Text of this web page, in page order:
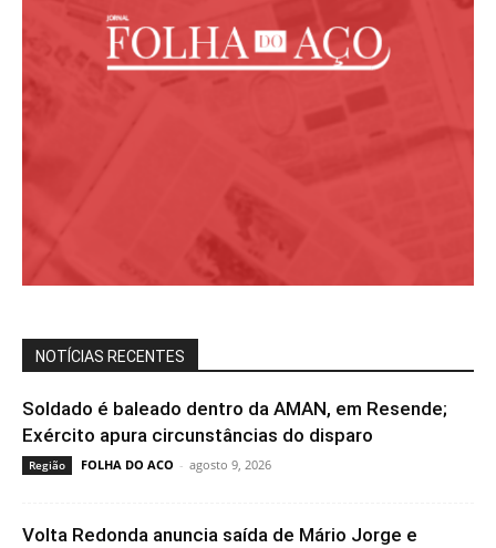
NOTÍCIAS RECENTES
Soldado é baleado dentro da AMAN, em Resende;
Exército apura circunstâncias do disparo
Região FOLHA DO ACO - agosto 9, 2026
Volta Redonda anuncia saída de Mário Jorge e